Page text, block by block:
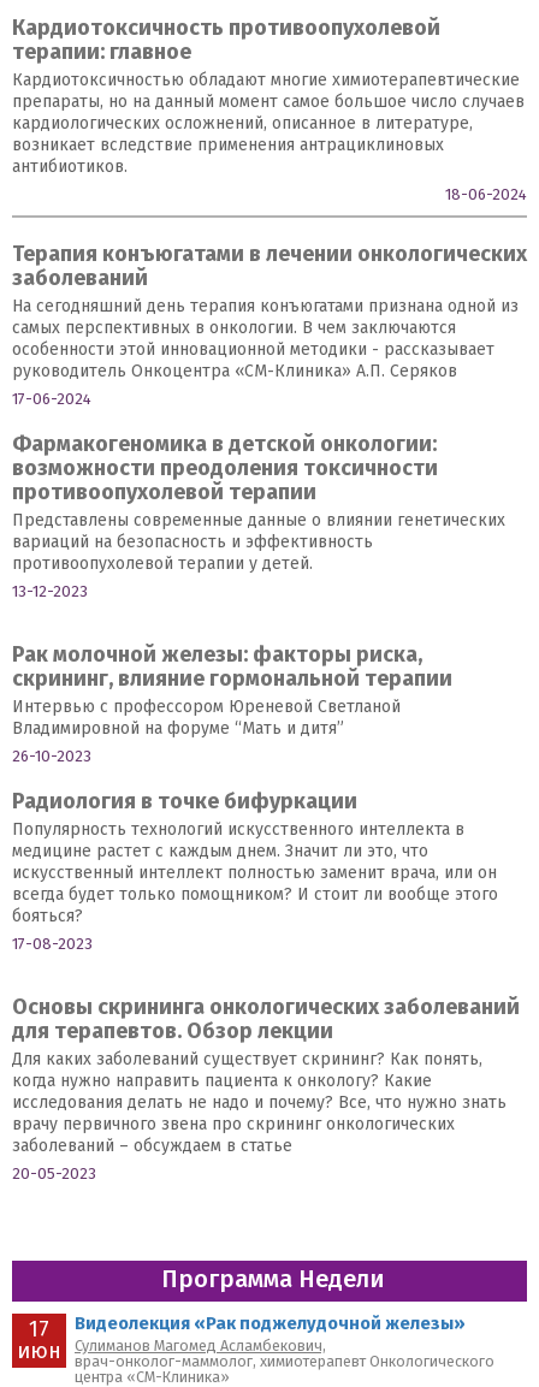
Кардиотоксичность противоопухолевой
терапии: главное
Кардиотоксичностью обладают многие химиотерапевтические
препараты, но на данный момент самое большое число случаев
кардиологических осложнений, описанное в литературе,
возникает вследствие применения антрациклиновых
антибиотиков.
18-06-2024
Терапия конъюгатами в лечении онкологических
заболеваний
На сегодняшний день терапия конъюгатами признана одной из
самых перспективных в онкологии. В чем заключаются
особенности этой инновационной методики - рассказывает
руководитель Онкоцентра «СМ-Клиника» А.П. Серяков
17-06-2024
Фармакогеномика в детской онкологии:
возможности преодоления токсичности
противоопухолевой терапии
Представлены современные данные о влиянии генетических
вариаций на безопасность и эффективность
противоопухолевой терапии у детей.
13-12-2023
Рак молочной железы: факторы риска,
скрининг, влияние гормональной терапии
Интервью с профессором Юреневой Светланой
Владимировной на форуме “Мать и дитя”
26-10-2023
Радиология в точке бифуркации
Популярность технологий искусственного интеллекта в
медицине растет с каждым днем. Значит ли это, что
искусственный интеллект полностью заменит врача, или он
всегда будет только помощником? И стоит ли вообще этого
бояться?
17-08-2023
Основы скрининга онкологических заболеваний
для терапевтов. Обзор лекции
Для каких заболеваний существует скрининг? Как понять,
когда нужно направить пациента к онкологу? Какие
исследования делать не надо и почему? Все, что нужно знать
врачу первичного звена про скрининг онкологических
заболеваний – обсуждаем в статье
20-05-2023
Программа Недели
17
июн
Видеолекция «Рак поджелудочной железы»
Сулиманов Магомед Асламбекович,
врач-онколог-маммолог, химиотерапевт Онкологического
центра «СМ-Клиника»